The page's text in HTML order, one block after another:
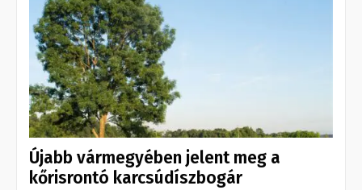
Újabb vármegyében jelent meg a
kőrisrontó karcsúdíszbogár